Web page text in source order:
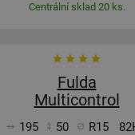
Centrální sklad 20 ks.
Fulda
Multicontrol
195 50 R15